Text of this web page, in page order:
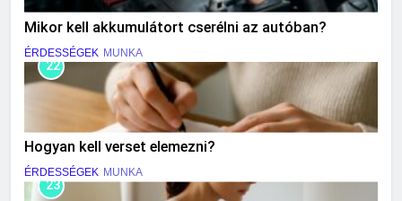
Mikor kell akkumulátort cserélni az autóban?
ÉRDESSÉGEK MUNKA
22
Hogyan kell verset elemezni?
ÉRDESSÉGEK MUNKA
23